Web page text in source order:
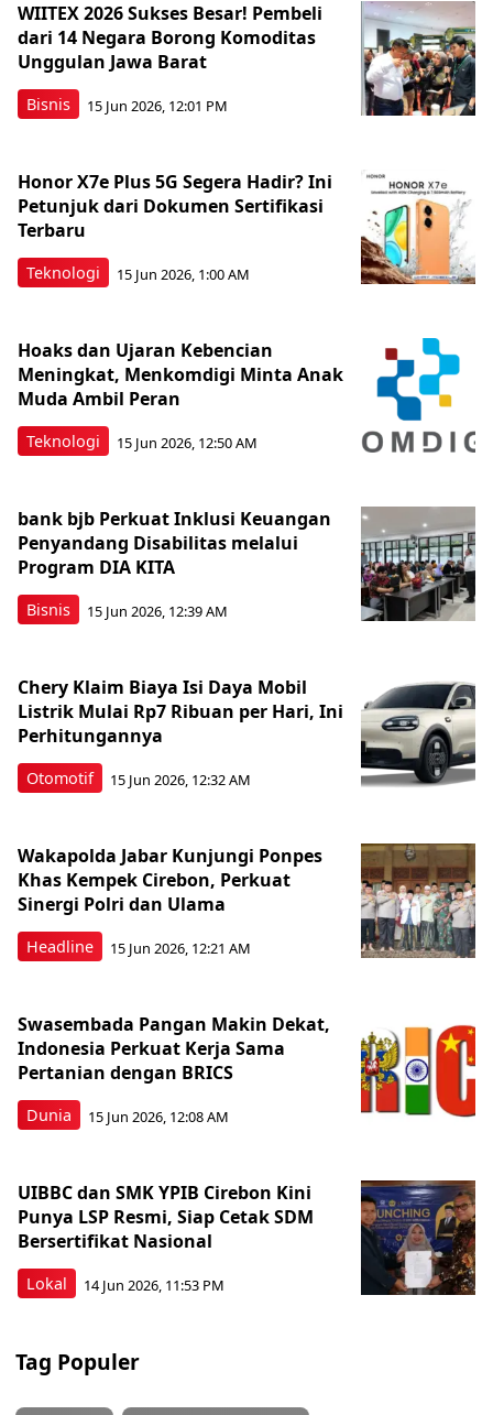
Bisnis
WIITEX 2026 Sukses Besar! Pembeli
dari 14 Negara Borong Komoditas
Unggulan Jawa Barat
15 Jun 2026, 12:01 PM
Teknologi
Honor X7e Plus 5G Segera Hadir? Ini
Petunjuk dari Dokumen Sertifikasi
Terbaru
15 Jun 2026, 1:00 AM
Teknologi
Hoaks dan Ujaran Kebencian
Meningkat, Menkomdigi Minta Anak
Muda Ambil Peran
15 Jun 2026, 12:50 AM
Bisnis
bank bjb Perkuat Inklusi Keuangan
Penyandang Disabilitas melalui
Program DIA KITA
15 Jun 2026, 12:39 AM
Otomotif
Chery Klaim Biaya Isi Daya Mobil
Listrik Mulai Rp7 Ribuan per Hari, Ini
Perhitungannya
15 Jun 2026, 12:32 AM
Headline
Wakapolda Jabar Kunjungi Ponpes
Khas Kempek Cirebon, Perkuat
Sinergi Polri dan Ulama
15 Jun 2026, 12:21 AM
Dunia
Swasembada Pangan Makin Dekat,
Indonesia Perkuat Kerja Sama
Pertanian dengan BRICS
15 Jun 2026, 12:08 AM
Lokal
UIBBC dan SMK YPIB Cirebon Kini
Punya LSP Resmi, Siap Cetak SDM
Bersertifikat Nasional
14 Jun 2026, 11:53 PM
Tag Populer